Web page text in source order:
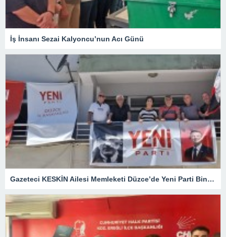
İş İnsanı Sezai Kalyoncu’nun Acı Günü
Gazeteci KESKİN Ailesi Memleketi Düzce’de Yeni Parti Binasını Ziyaret Etti